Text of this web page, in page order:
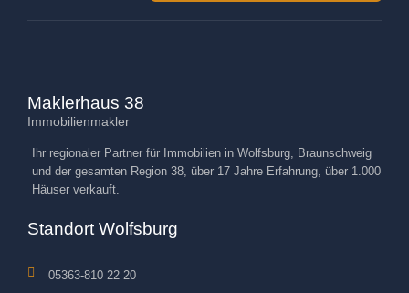
Maklerhaus 38
Immobilienmakler
Ihr regionaler Partner für Immobilien in Wolfsburg, Braunschweig
und der gesamten Region 38, über 17 Jahre Erfahrung, über 1.000
Häuser verkauft.
Standort Wolfsburg
05363-810 22 20